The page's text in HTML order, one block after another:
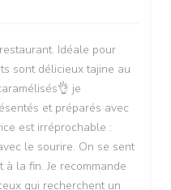
Idéale pour
sont délicieux tajine au
je
et préparés avec
est irréprochable :
le sourire. On se sent
la fin. Je recommande
qui recherchent un